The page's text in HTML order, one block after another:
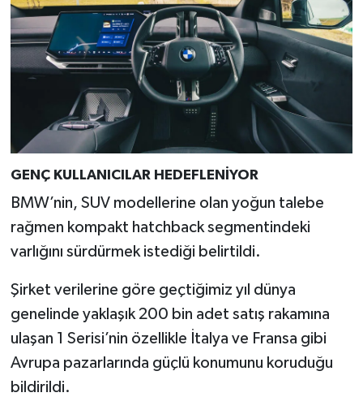
GENÇ KULLANICILAR HEDEFLENİYOR
BMW’nin, SUV modellerine olan yoğun talebe
rağmen kompakt hatchback segmentindeki
varlığını sürdürmek istediği belirtildi.
Şirket verilerine göre geçtiğimiz yıl dünya
genelinde yaklaşık 200 bin adet satış rakamına
ulaşan 1 Serisi’nin özellikle İtalya ve Fransa gibi
Avrupa pazarlarında güçlü konumunu koruduğu
bildirildi.
Yaşam
Yemek Tarifleri